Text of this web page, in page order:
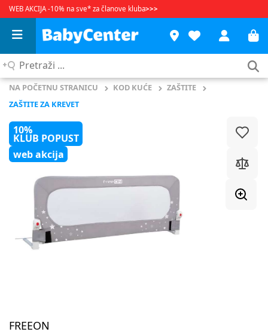
WEB AKCIJA -10% na sve* za članove kluba>>>
Pretraži
NA POČETNU STRANICU KOD KUĆE
ZAŠTITE
ZAŠTITE ZA KREVET
10%
KLUB POPUST
web akcija
FREEON